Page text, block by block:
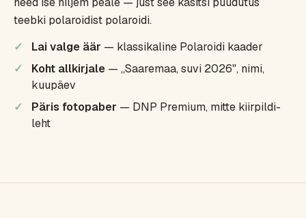
teebki polaroidist polaroidi.
Lai valge äär — klassikaline Polaroidi kaader
Koht allkirjale — „Saaremaa, suvi 2026", nimi,
kuupäev
Päris fotopaber — DNP Premium, mitte kiirpildi-
leht